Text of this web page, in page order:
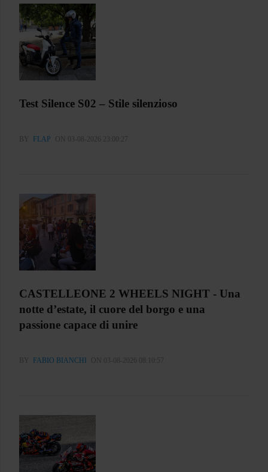
Test Silence S02 – Stile silenzioso
BY FLAP ON 03-08-2026 23:00:27
CASTELLEONE 2 WHEELS NIGHT - Una
notte d’estate, il cuore del borgo e una
passione capace di unire
BY FABIO BIANCHI ON 03-08-2026 08:10:57